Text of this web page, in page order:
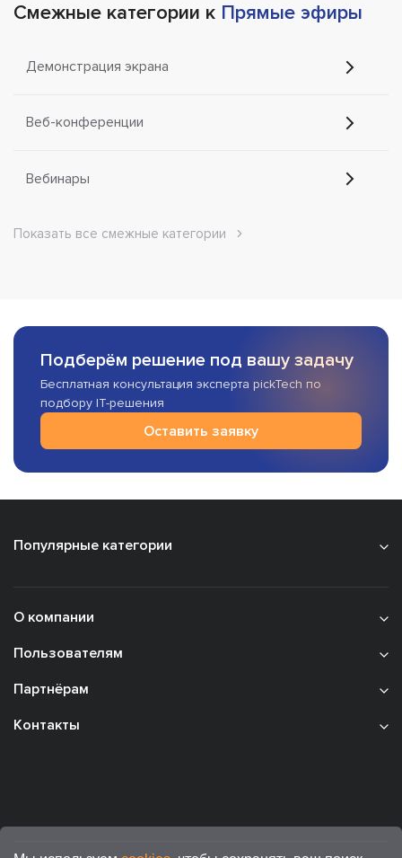
Смежные категории к Прямые эфиры
Демонстрация экрана
Веб-конференции
Вебинары
Показать все смежные категории
Подберём решение под вашу задачу
Бесплатная консультация эксперта pickTech по
подбору IT-решения
Оставить заявку
Популярные категории
О компании
Пользователям
Партнёрам
Контакты